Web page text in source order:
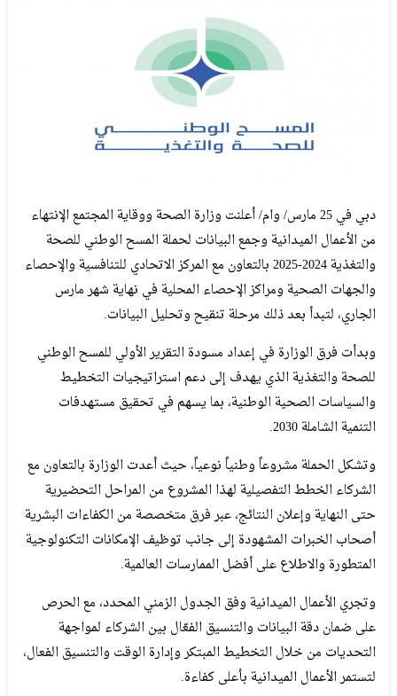
دبي في 25 مارس/ وام/ أعلنت وزارة الصحة ووقاية المجتمع الإنتهاء
من الأعمال الميدانية وجمع البيانات لحملة المسح الوطني للصحة
والتغذية 2024-2025 بالتعاون مع المركز الاتحادي للتنافسية والإحصاء
والجهات الصحية ومراكز الإحصاء المحلية في نهاية شهر مارس
الجاري، لتبدأ بعد ذلك مرحلة تنقيح وتحليل البيانات.
وبدأت فرق الوزارة في إعداد مسودة التقرير الأولي للمسح الوطني
للصحة والتغذية الذي يهدف إلى دعم استراتيجيات التخطيط
والسياسات الصحية الوطنية، بما يسهم في تحقيق مستهدفات
التنمية الشاملة 2030.
وتشكل الحملة مشروعاً وطنياً نوعياً، حيث أعدت الوزارة بالتعاون مع
الشركاء الخطط التفصيلية لهذا المشروع من المراحل التحضيرية
حتى النهاية وإعلان النتائج، عبر فرق متخصصة من الكفاءات البشرية
أصحاب الخبرات المشهودة إلى جانب توظيف الإمكانات التكنولوجية
المتطورة والاطلاع على أفضل الممارسات العالمية.
وتجري الأعمال الميدانية وفق الجدول الزمني المحدد، مع الحرص
على ضمان دقة البيانات والتنسيق الفعّال بين الشركاء لمواجهة
التحديات من خلال التخطيط المبتكر وإدارة الوقت والتنسيق الفعال،
لتستمر الأعمال الميدانية بأعلى كفاءة.